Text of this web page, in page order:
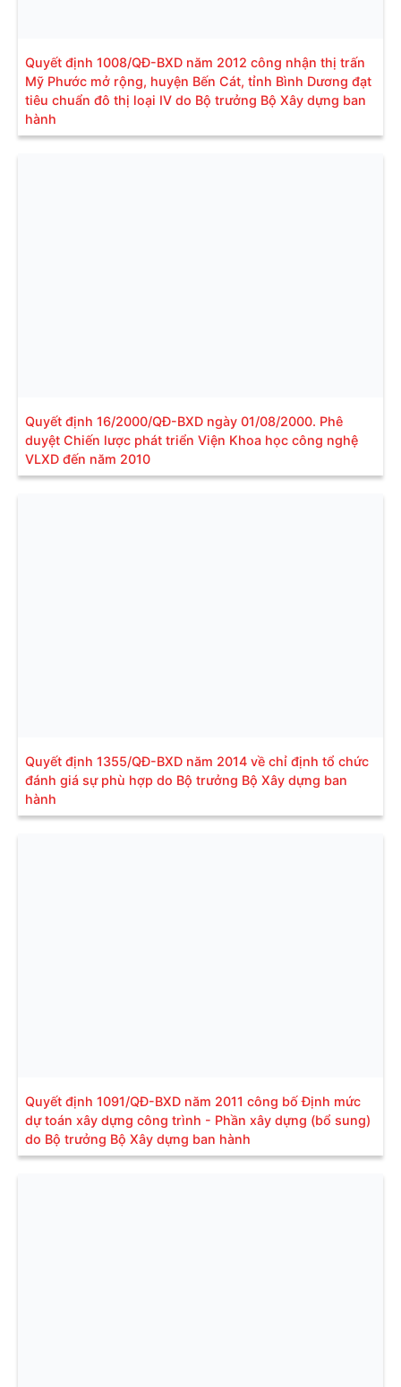
Quyết định 1008/QĐ-BXD năm 2012 công nhận thị trấn
Mỹ Phước mở rộng, huyện Bến Cát, tỉnh Bình Dương đạt
tiêu chuẩn đô thị loại IV do Bộ trưởng Bộ Xây dựng ban
hành
Quyết định 16/2000/QĐ-BXD ngày 01/08/2000. Phê
duyệt Chiến lược phát triển Viện Khoa học công nghệ
VLXD đến năm 2010
Quyết định 1355/QĐ-BXD năm 2014 về chỉ định tổ chức
đánh giá sự phù hợp do Bộ trưởng Bộ Xây dựng ban
hành
Quyết định 1091/QĐ-BXD năm 2011 công bố Định mức
dự toán xây dựng công trình - Phần xây dựng (bổ sung)
do Bộ trưởng Bộ Xây dựng ban hành